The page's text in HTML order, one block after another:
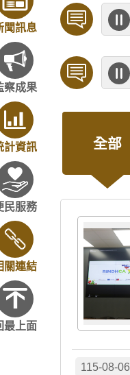
聞訊息
察成果
計資訊
民服務
關連結
最上面
全部
115-08-06